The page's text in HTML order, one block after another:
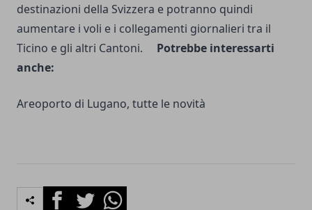
destinazioni della Svizzera e potranno quindi
aumentare i voli e i collegamenti giornalieri tra il
Ticino e gli altri Cantoni. Potrebbe interessarti
anche:
Areoporto di Lugano, tutte le novità
FacebookTwitterWhatsapp